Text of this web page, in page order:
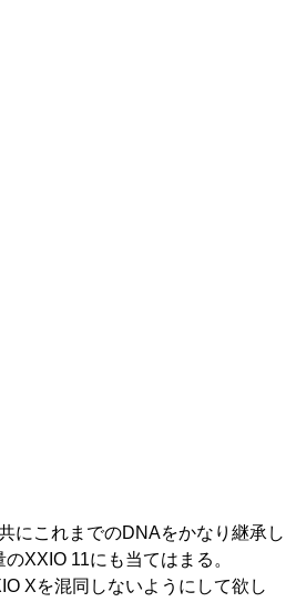
にこれまでのDNAをかなり継承し
XXIO 11にも当てはまる。
Xを混同しないようにして欲し